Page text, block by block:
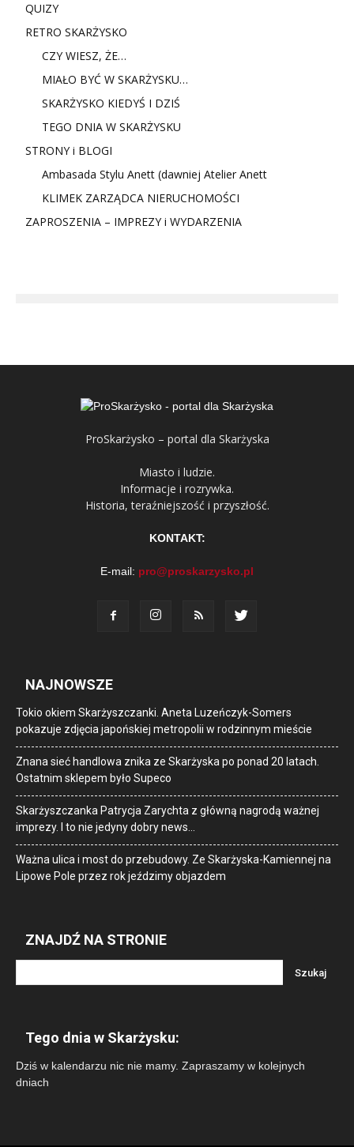
QUIZY
RETRO SKARŻYSKO
CZY WIESZ, ŻE…
MIAŁO BYĆ W SKARŻYSKU…
SKARŻYSKO KIEDYŚ I DZIŚ
TEGO DNIA W SKARŻYSKU
STRONY i BLOGI
Ambasada Stylu Anett (dawniej Atelier Anett
KLIMEK ZARZĄDCA NIERUCHOMOŚCI
ZAPROSZENIA – IMPREZY i WYDARZENIA
ProSkarżysko – portal dla Skarżyska
Miasto i ludzie.
Informacje i rozrywka.
Historia, teraźniejszość i przyszłość.
KONTAKT:
E-mail: pro@proskarzysko.pl
NAJNOWSZE
Tokio okiem Skarżyszczanki. Aneta Luzeńczyk-Somers
pokazuje zdjęcia japońskiej metropolii w rodzinnym mieście
Znana sieć handlowa znika ze Skarżyska po ponad 20 latach.
Ostatnim sklepem było Supeco
Skarżyszczanka Patrycja Zarychta z główną nagrodą ważnej
imprezy. I to nie jedyny dobry news…
Ważna ulica i most do przebudowy. Ze Skarżyska-Kamiennej na
Lipowe Pole przez rok jeździmy objazdem
ZNAJDŹ NA STRONIE
Tego dnia w Skarżysku:
Dziś w kalendarzu nic nie mamy. Zapraszamy w kolejnych
dniach